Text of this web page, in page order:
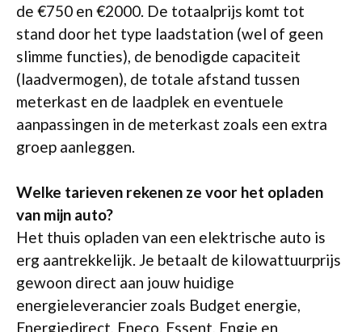
de €750 en €2000. De totaalprijs komt tot
stand door het type laadstation (wel of geen
slimme functies), de benodigde capaciteit
(laadvermogen), de totale afstand tussen
meterkast en de laadplek en eventuele
aanpassingen in de meterkast zoals een extra
groep aanleggen.
Welke tarieven rekenen ze voor het opladen
van mijn auto?
Het thuis opladen van een elektrische auto is
erg aantrekkelijk. Je betaalt de kilowattuurprijs
gewoon direct aan jouw huidige
energieleverancier zoals Budget energie,
Energiedirect, Eneco, Essent, Engie en